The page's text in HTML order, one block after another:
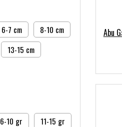
6-7 cm
8-10 cm
13-15 cm
6-10 gr
11-15 gr
Abu